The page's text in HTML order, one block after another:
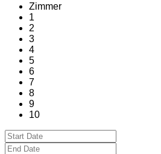
Zimmer
1
2
3
4
5
6
7
8
9
10